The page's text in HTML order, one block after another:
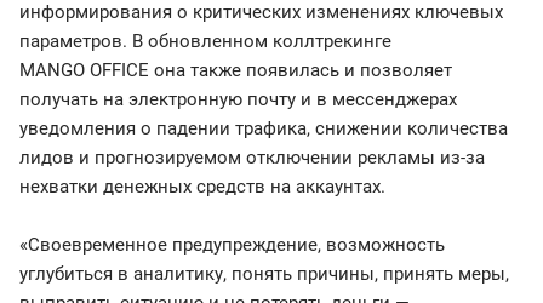
информирования о критических изменениях ключевых
параметров. В обновленном коллтрекинге
MANGO OFFICE она также появилась и позволяет
получать на электронную почту и в мессенджерах
уведомления о падении трафика, снижении количества
лидов и прогнозируемом отключении рекламы из-за
нехватки денежных средств на аккаунтах.
«Своевременное предупреждение, возможность
углубиться в аналитику, понять причины, принять меры,